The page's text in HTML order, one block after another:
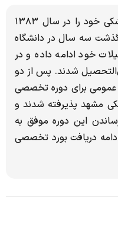
سوابق: ایشان تحصیلات پزشکی خود را در سال ۱۳۸۳
گذشت سه سال در دانشگاه
خود ادامه داده و در
فارق‌التحصیل شدند. پس از دو
برای دوره تخصصی
مشهد پذیرفته شدند و
پایان رساندن این دوره موفق به
دریافت بورد تخصصی